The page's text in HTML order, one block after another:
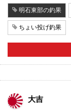
明石東部の釣果
ちょい投げ釣果
大吉